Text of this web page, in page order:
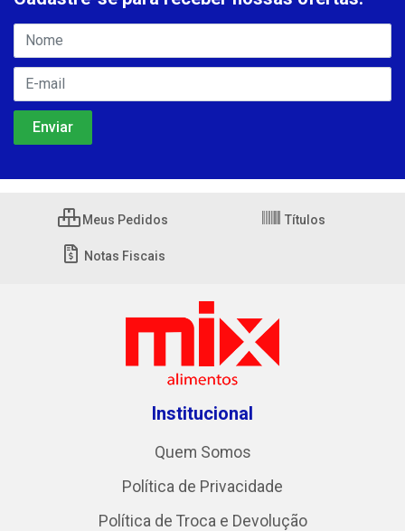
Meus Pedidos Títulos
Notas Fiscais
Institucional
Quem Somos
Política de Privacidade
Política de Troca e Devolução